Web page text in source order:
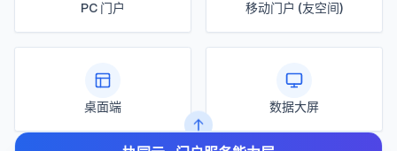
PC 门户 移动门户 (友空间)
桌面端 数据大屏